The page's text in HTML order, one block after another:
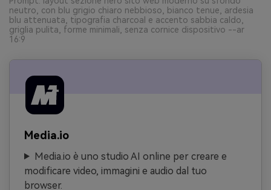
neutro, con blu grigio chiaro nebbioso, bianco tenue, ardesia
blu attenuata, tipografia charcoal e accento sabbia caldo,
griglia pulita, forme minimali, senza cornice dispositivo --ar
16:9
Media.io
Media.io è uno studio AI online per creare e
modificare video, immagini e audio dal tuo
browser.